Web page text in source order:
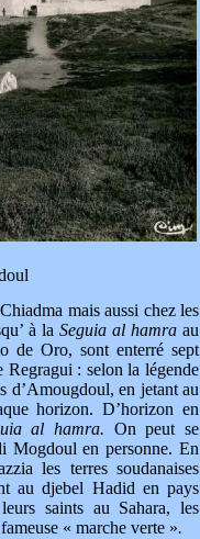
mais aussi chez les
à la Seguiaal hamraau
de Oro, sont enterré sept
Regragui : selon la légende
d’Amougdoul, en jetant au
horizon. D’horizon en
al hamra. On peut se
Mogdoul en personne. En
les terres soudanaises
au djebel Hadid en pays
saints au Sahara, les
« marche verte ».